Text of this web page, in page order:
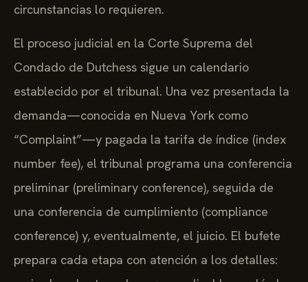
circunstancias lo requieren.
El proceso judicial en la Corte Suprema del
Condado de Dutchess sigue un calendario
establecido por el tribunal. Una vez presentada la
demanda—conocida en Nueva York como
“Complaint”—y pagada la tarifa de índice (index
number fee), el tribunal programa una conferencia
preliminar (preliminary conference), seguida de
una conferencia de cumplimiento (compliance
conference) y, eventualmente, el juicio. El bufete
prepara cada etapa con atención a los detalles: